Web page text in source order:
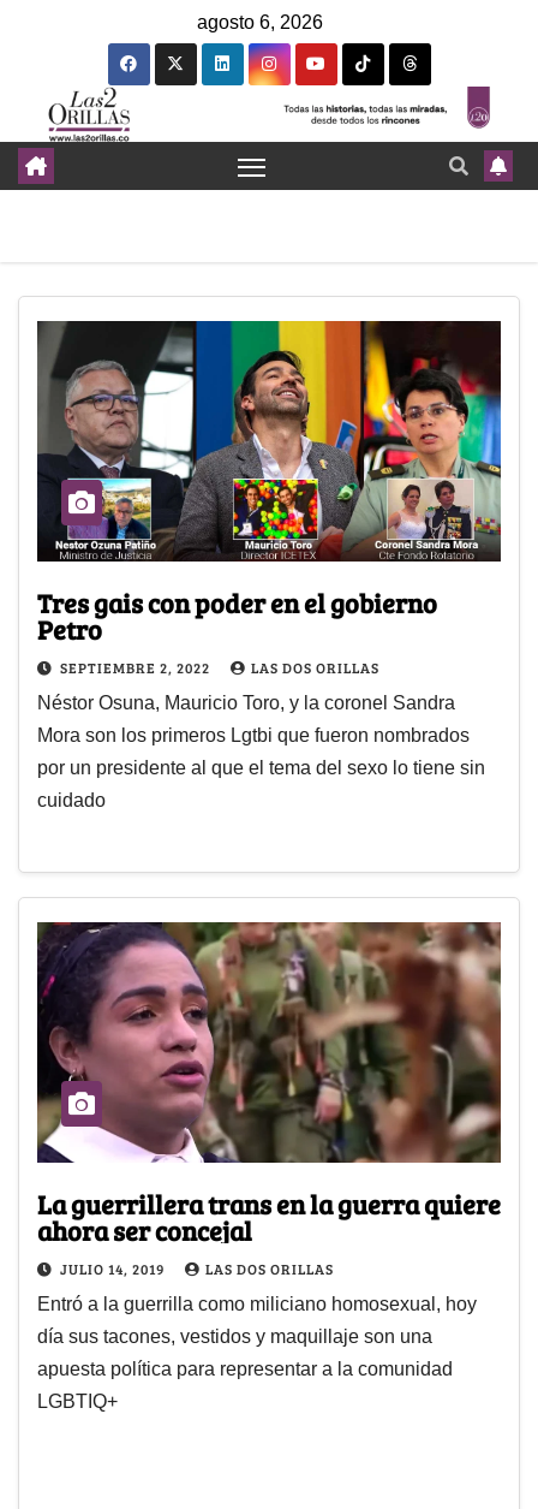
agosto 6, 2026
Tres gais con poder en el gobierno
Petro
SEPTIEMBRE 2, 2022 LAS DOS ORILLAS
Néstor Osuna, Mauricio Toro, y la coronel Sandra
Mora son los primeros Lgtbi que fueron nombrados
por un presidente al que el tema del sexo lo tiene sin
cuidado
La guerrillera trans en la guerra quiere
ahora ser concejal
JULIO 14, 2019 LAS DOS ORILLAS
Entró a la guerrilla como miliciano homosexual, hoy
día sus tacones, vestidos y maquillaje son una
apuesta política para representar a la comunidad
LGBTIQ+